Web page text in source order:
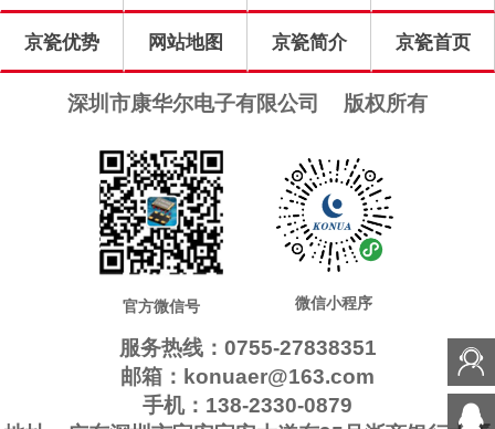
振
晶振
GEYER晶
Transko晶
振
高利奇晶
振
IDT晶振
Frequency
晶振
SUNTSU
晶振
Oscilent晶
振
康纳温菲
尔德晶振
SiTimeCrystalFOX晶振
QuarzteChnik
晶振
Rubyquartz
晶振
瑞康晶振
格林雷晶
Euroquartz
QuartzCom
振
QANTEK
晶振
MTI-
Milliren晶
振
CTS晶振
Cardinal晶
振
MtronPTI
晶振
ACT晶振
NJR晶振
Skyworks
晶振
Renesas瑞
萨晶振
京瓷优势 网站地图 京瓷简介 京瓷首页
深圳市康华尔电子有限公司 版权所有
官方微信号 微信小程序
服务热线：0755-27838351
邮箱：konuaer@163.com
手机：138-2330-0879